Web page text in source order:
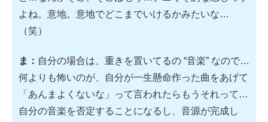
よね。意地。意地でどこまでいけるかみたいな…
（笑）
ま： 自分の場合は、重きを置いてるの “音楽” なので…
何よりも怖いのが、自分が一生懸命作った曲をあげて
「あんまよくないな」って言われたらもうそれって…
自分の音楽を否定することになるし、音源が完成し